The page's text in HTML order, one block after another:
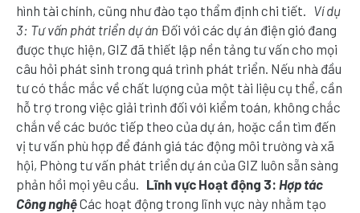
hình tài chính, cũng như đào tạo thẩm định chi tiết. Ví dụ
3: Tư vấn phát triển dự án Đối với các dự án điện gió đang
được thực hiện, GIZ đã thiết lập nền tảng tư vấn cho mọi
câu hỏi phát sinh trong quá trình phát triển. Nếu nhà đầu
tư có thắc mắc về chất lượng của một tài liệu cụ thể, cần
hỗ trợ trong việc giải trình đối với kiểm toán, không chắc
chắn về các bước tiếp theo của dự án, hoặc cần tìm đến
vị tư vấn phù hợp để đánh giá tác động môi trường và xã
hội, Phòng tư vấn phát triển dự án của GIZ luôn sẵn sàng
phản hồi mọi yêu cầu. Lĩnh vực Hoạt động 3: Hợp tác
Công nghệCác hoạt động trong lĩnh vực này nhằm tạo